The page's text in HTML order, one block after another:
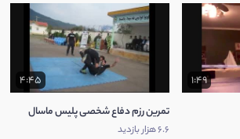
1:49
4:45
تمرین رزم دفاع شخصی پلیس ماسال
6.6 هزار بازدید